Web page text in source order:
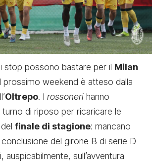
stop possono bastare per il Milan
prossimo weekend è atteso dalla
Oltrepo. I rossoneri hanno
di riposo per ricaricare le
finale di stagione: mancano
del girone B di serie D
auspicabilmente, sull’avventura